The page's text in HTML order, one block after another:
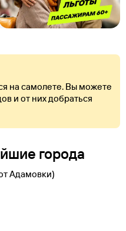
на самолете. Вы можете
и от них добраться
города
Адамовки)